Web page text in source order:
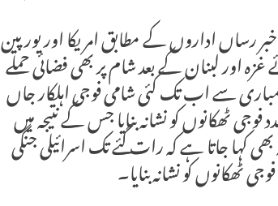
اداروں کے مطابق امریکا اور یورپین
اور لبنان کے بعد شام پر بھی فضائی حملے
سے اب تک کئی شامی فوجی اہلکار جاں
ٹھکانوں کو نشانہ بنایا جس کے نتیجہ میں
کہا جاتا ہے کہ رات گئے تک اسرائیلی جنگی
کو نشانہ بنایا۔